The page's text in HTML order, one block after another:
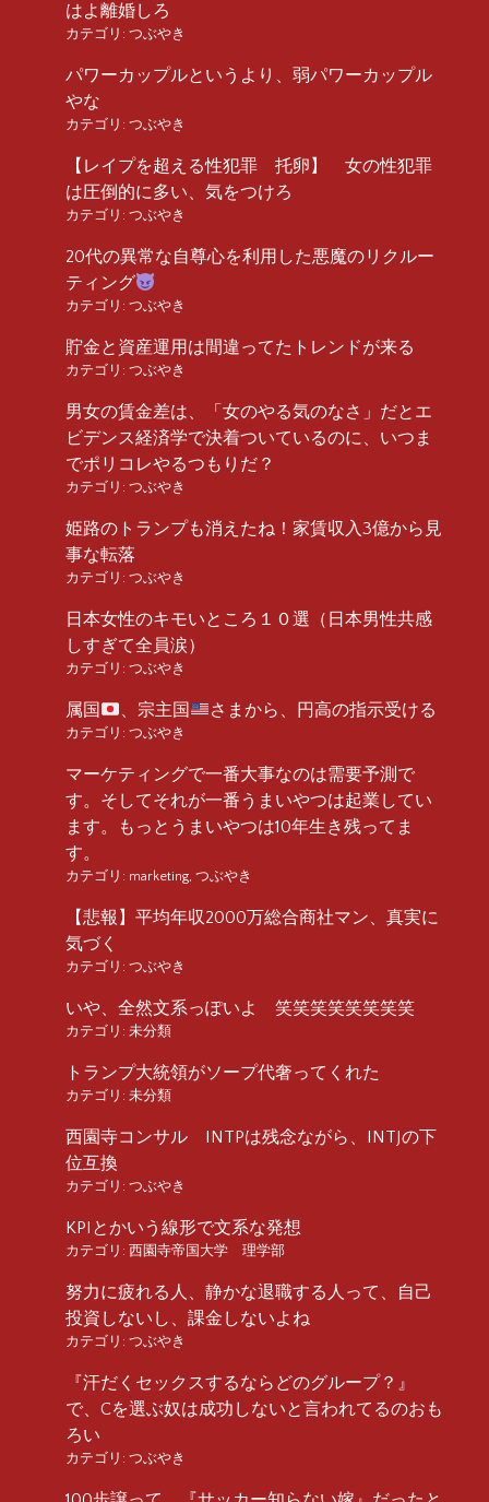
はよ離婚しろ
カテゴリ: つぶやき
パワーカップルというより、弱パワーカップル
やな
カテゴリ: つぶやき
【レイプを超える性犯罪 托卵】 女の性犯罪
は圧倒的に多い、気をつけろ
カテゴリ: つぶやき
20代の異常な自尊心を利用した悪魔のリクルー
ティング
カテゴリ: つぶやき
貯金と資産運用は間違ってたトレンドが来る
カテゴリ: つぶやき
男女の賃金差は、「女のやる気のなさ」だとエ
ビデンス経済学で決着ついているのに、いつま
でポリコレやるつもりだ？
カテゴリ: つぶやき
姫路のトランプも消えたね！家賃収入3億から見
事な転落
カテゴリ: つぶやき
日本女性のキモいところ１０選（日本男性共感
しすぎて全員涙）
カテゴリ: つぶやき
属国 、宗主国 さまから、円高の指示受ける
カテゴリ: つぶやき
マーケティングで一番大事なのは需要予測で
す。そしてそれが一番うまいやつは起業してい
ます。もっとうまいやつは10年生き残ってま
す。
カテゴリ: marketing, つぶやき
【悲報】平均年収2000万総合商社マン、真実に
気づく
カテゴリ: つぶやき
いや、全然文系っぽいよ 笑笑笑笑笑笑笑笑
カテゴリ: 未分類
トランプ大統領がソープ代奢ってくれた
カテゴリ: 未分類
西園寺コンサル INTPは残念ながら、INTJの下
位互換
カテゴリ: つぶやき
KPIとかいう線形で文系な発想
カテゴリ: 西園寺帝国大学 理学部
努力に疲れる人、静かな退職する人って、自己
投資しないし、課金しないよね
カテゴリ: つぶやき
『汗だくセックスするならどのグループ？』
で、Cを選ぶ奴は成功しないと言われてるのおも
ろい
カテゴリ: つぶやき